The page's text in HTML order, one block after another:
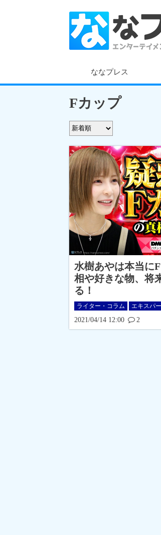
ななプレス
Fカップ
水樹あやは本当に
相や好きな物、将
る！
ライター・コラム エキスパ
2021/04/14 12:00 2